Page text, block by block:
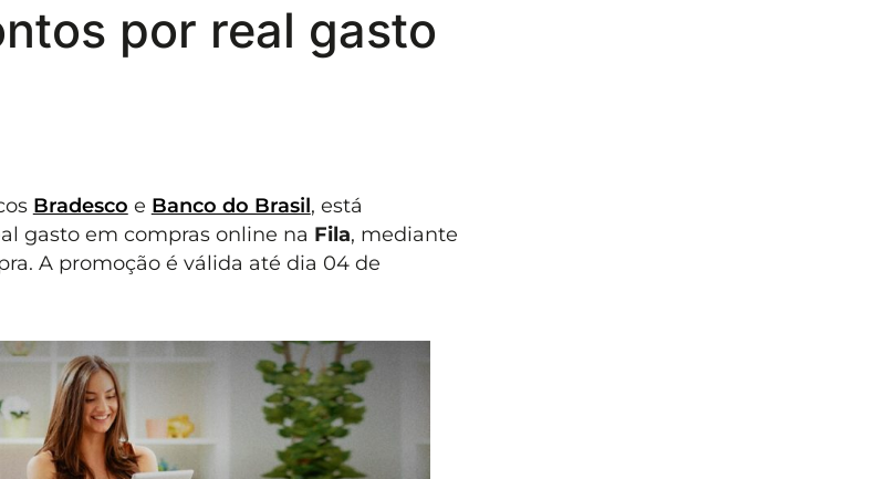
por real gasto
Bradesco e Banco do Brasil, está
gasto em compras online na Fila, mediante
A promoção é válida até dia 04 de